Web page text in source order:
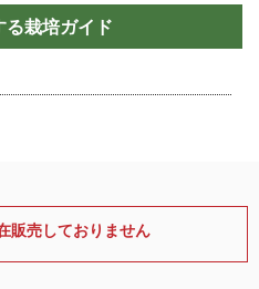
る栽培ガイド
販売しておりません